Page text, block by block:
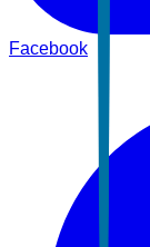
Facebook